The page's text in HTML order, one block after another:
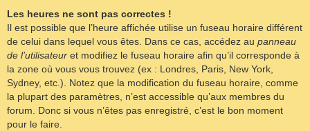
Les heures ne sont pas correctes !
Il est possible que l’heure affichée utilise un fuseau horaire différent
de celui dans lequel vous êtes. Dans ce cas, accédez au panneau
de l’utilisateur et modifiez le fuseau horaire afin qu’il corresponde à
la zone où vous vous trouvez (ex : Londres, Paris, New York,
Sydney, etc.). Notez que la modification du fuseau horaire, comme
la plupart des paramètres, n’est accessible qu’aux membres du
forum. Donc si vous n’êtes pas enregistré, c’est le bon moment
pour le faire.